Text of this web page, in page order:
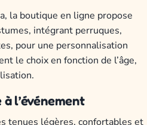
la boutique en ligne propose
intégrant perruques,
pour une personnalisation
le choix en fonction de l’âge,
l’événement
tenues légères, confortables et